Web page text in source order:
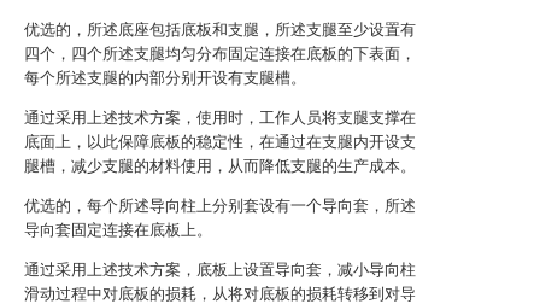
优选的，所述底座包括底板和支腿，所述支腿至少设置有
四个，四个所述支腿均匀分布固定连接在底板的下表面，
每个所述支腿的内部分别开设有支腿槽。
通过采用上述技术方案，使用时，工作人员将支腿支撑在
底面上，以此保障底板的稳定性，在通过在支腿内开设支
腿槽，减少支腿的材料使用，从而降低支腿的生产成本。
优选的，每个所述导向柱上分别套设有一个导向套，所述
导向套固定连接在底板上。
通过采用上述技术方案，底板上设置导向套，减小导向柱
滑动过程中对底板的损耗，从将对底板的损耗转移到对导